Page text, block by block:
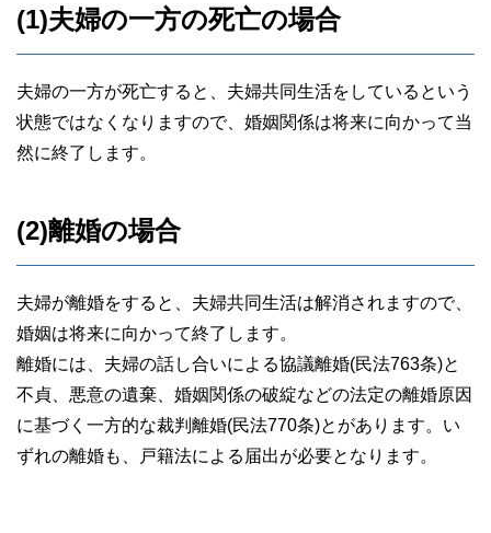
(1)夫婦の一方の死亡の場合
夫婦の一方が死亡すると、夫婦共同生活をしているという
状態ではなくなりますので、婚姻関係は将来に向かって当
然に終了します。
(2)離婚の場合
夫婦が離婚をすると、夫婦共同生活は解消されますので、
婚姻は将来に向かって終了します。
離婚には、夫婦の話し合いによる協議離婚(民法763条)と
不貞、悪意の遺棄、婚姻関係の破綻などの法定の離婚原因
に基づく一方的な裁判離婚(民法770条)とがあります。い
ずれの離婚も、戸籍法による届出が必要となります。